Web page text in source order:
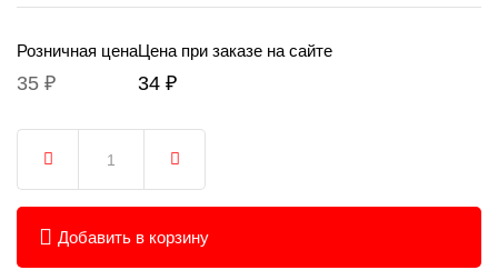
Розничная цена
35 ₽
Цена при заказе на сайте
34 ₽
Добавить в корзину